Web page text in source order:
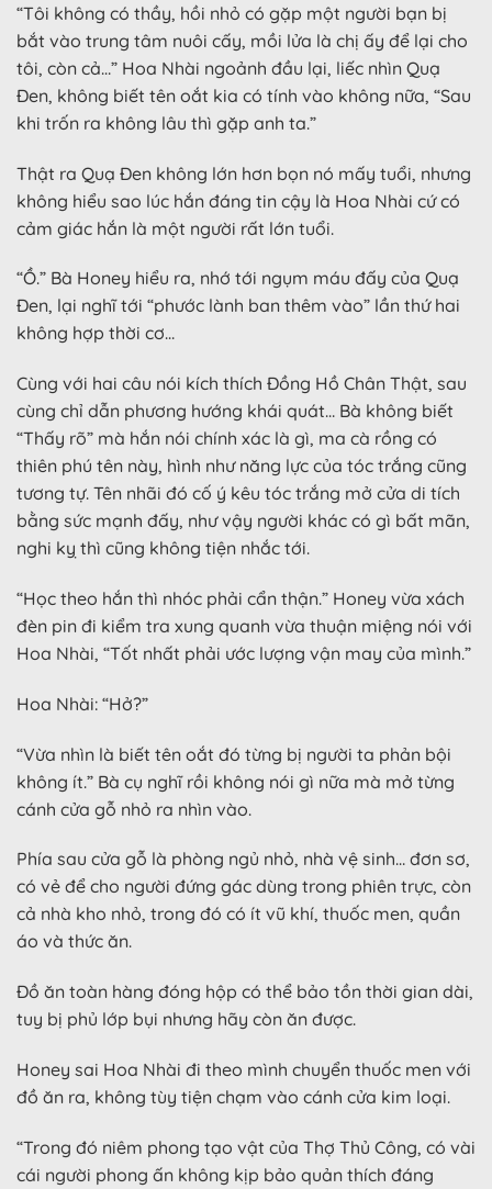
“Tôi không có thầy, hồi nhỏ có gặp một người bạn bị
bắt vào trung tâm nuôi cấy, mồi lửa là chị ấy để lại cho
tôi, còn cả…” Hoa Nhài ngoảnh đầu lại, liếc nhìn Quạ
Đen, không biết tên oắt kia có tính vào không nữa, “Sau
khi trốn ra không lâu thì gặp anh ta.”
Thật ra Quạ Đen không lớn hơn bọn nó mấy tuổi, nhưng
không hiểu sao lúc hắn đáng tin cậy là Hoa Nhài cứ có
cảm giác hắn là một người rất lớn tuổi.
“Ồ.” Bà Honey hiểu ra, nhớ tới ngụm máu đấy của Quạ
Đen, lại nghĩ tới “phước lành ban thêm vào” lần thứ hai
không hợp thời cơ…
Cùng với hai câu nói kích thích Đồng Hồ Chân Thật, sau
cùng chỉ dẫn phương hướng khái quát… Bà không biết
“Thấy rõ” mà hắn nói chính xác là gì, ma cà rồng có
thiên phú tên này, hình như năng lực của tóc trắng cũng
tương tự. Tên nhãi đó cố ý kêu tóc trắng mở cửa di tích
bằng sức mạnh đấy, như vậy người khác có gì bất mãn,
nghi kỵ thì cũng không tiện nhắc tới.
“Học theo hắn thì nhóc phải cẩn thận.” Honey vừa xách
đèn pin đi kiểm tra xung quanh vừa thuận miệng nói với
Hoa Nhài, “Tốt nhất phải ước lượng vận may của mình.”
Hoa Nhài: “Hở?”
“Vừa nhìn là biết tên oắt đó từng bị người ta phản bội
không ít.” Bà cụ nghĩ rồi không nói gì nữa mà mở từng
cánh cửa gỗ nhỏ ra nhìn vào.
Phía sau cửa gỗ là phòng ngủ nhỏ, nhà vệ sinh… đơn sơ,
có vẻ để cho người đứng gác dùng trong phiên trực, còn
cả nhà kho nhỏ, trong đó có ít vũ khí, thuốc men, quần
áo và thức ăn.
Đồ ăn toàn hàng đóng hộp có thể bảo tồn thời gian dài,
tuy bị phủ lớp bụi nhưng hãy còn ăn được.
Honey sai Hoa Nhài đi theo mình chuyển thuốc men với
đồ ăn ra, không tùy tiện chạm vào cánh cửa kim loại.
“Trong đó niêm phong tạo vật của Thợ Thủ Công, có vài
cái người phong ấn không kịp bảo quản thích đáng